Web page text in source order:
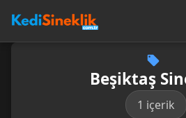
Beşiktaş
1 içerik